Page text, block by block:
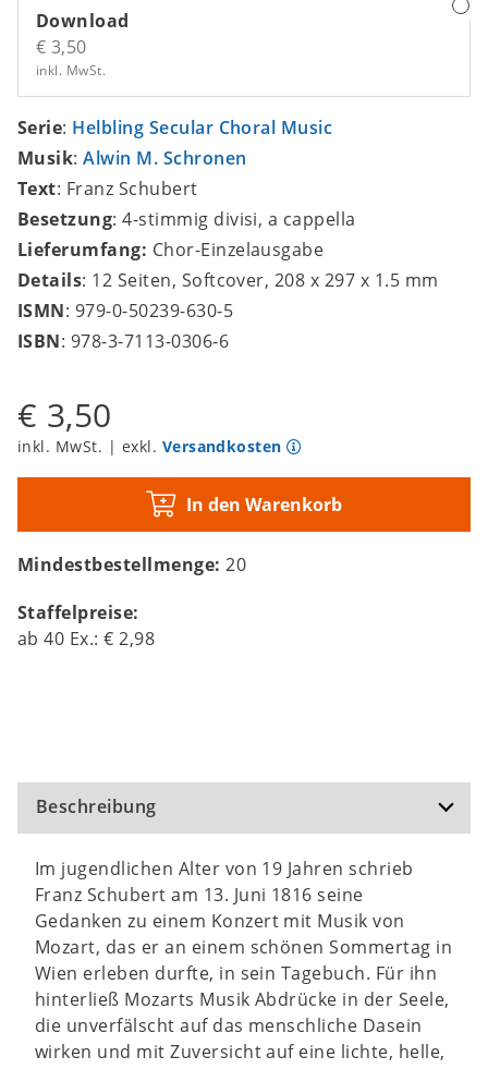
Download
€ 3,50
inkl. MwSt.
Serie: Helbling Secular Choral Music
Musik:Alwin M. Schronen
Text: Franz Schubert
Besetzung: 4-stimmig divisi, a cappella
Lieferumfang: Chor-Einzelausgabe
Details: 12 Seiten, Softcover, 208 x 297 x 1.5 mm
ISMN: 979-0-50239-630-5
ISBN: 978-3-7113-0306-6
€ 3,50
inkl. MwSt. | exkl. Versandkosten
In den Warenkorb
Mindestbestellmenge:20
Staffelpreise:
ab40 Ex.:€ 2,98
Beschreibung
Im jugendlichen Alter von 19 Jahren schrieb
Franz Schubert am 13. Juni 1816 seine
Gedanken zu einem Konzert mit Musik von
Mozart, das er an einem schönen Sommertag in
Wien erleben durfte, in sein Tagebuch. Für ihn
hinterließ Mozarts Musik Abdrücke in der Seele,
die unverfälscht auf das menschliche Dasein
wirken und mit Zuversicht auf eine lichte, helle,